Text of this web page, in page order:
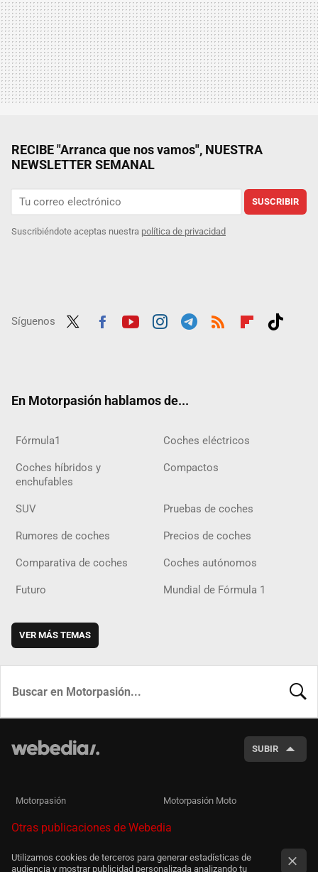
RECIBE "Arranca que nos vamos", NUESTRA
NEWSLETTER SEMANAL
SUSCRIBIR
Suscribiéndote aceptas nuestra política de privacidad
Síguenos
En Motorpasión hablamos de...
Fórmula1 Coches eléctricos
Coches híbridos y
enchufables
Compactos
SUV Pruebas de coches
Rumores de coches Precios de coches
Comparativa de coches Coches autónomos
Futuro Mundial de Fórmula 1
VER MÁS TEMAS
SUBIR
Motorpasión Motorpasión Moto
Otras publicaciones de Webedia
Utilizamos cookies de terceros para generar estadísticas de
audiencia y mostrar publicidad personalizada analizando tu